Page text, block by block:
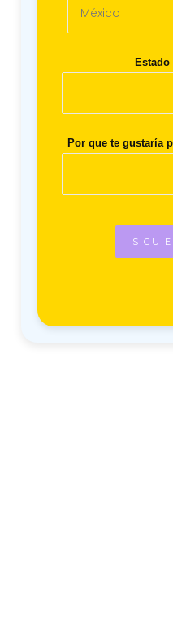
Por que te gustaría